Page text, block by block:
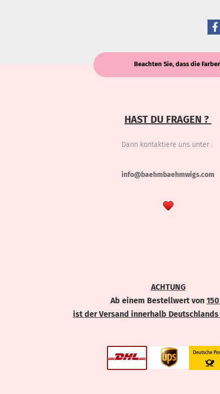
Beachten Sie, dass die
HAST DU FRAGEN ?
Dann kontaktiere uns unter :
info@baehmbaehmwigs.com
ACHTUNG
Ab einem Bestellwert von
ist der Versand innerhalb Deutschlands